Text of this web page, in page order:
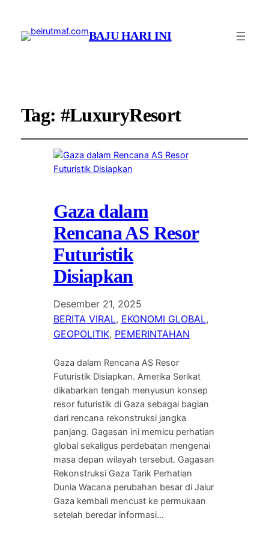
BAJU HARI INI
Tag: #LuxuryResort
Gaza dalam
Rencana AS Resor
Futuristik
Disiapkan
Desember 21, 2025
BERITA VIRAL, EKONOMI GLOBAL
GEOPOLITIK, PEMERINTAHAN
Gaza dalam Rencana AS Resor
Futuristik Disiapkan. Amerika Serikat
dikabarkan tengah menyusun konsep
resor futuristik di Gaza sebagai bagian
dari rencana rekonstruksi jangka
panjang. Gagasan ini memicu perhatian
global sekaligus perdebatan mengenai
masa depan wilayah tersebut. Gagasan
Rekonstruksi Gaza Tarik Perhatian
Dunia Wacana perubahan besar di Jalur
Gaza kembali mencuat ke permukaan
setelah beredar informasi…